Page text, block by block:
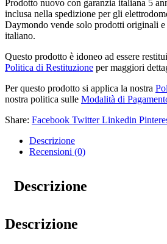
Prodotto nuovo con garanzia italiana 5
inclusa nella spedizione per gli
Daymondo vende solo prodotti originali e
italiano.
Questo prodotto è idoneo ad essere
Politica di Restituzione per maggiori
Per questo prodotto si applica la nostra
nostra politica sulle Modalità di
Share: Facebook Twitter Linkedin
Descrizione
Recensioni (0)
Descrizione
Descrizione